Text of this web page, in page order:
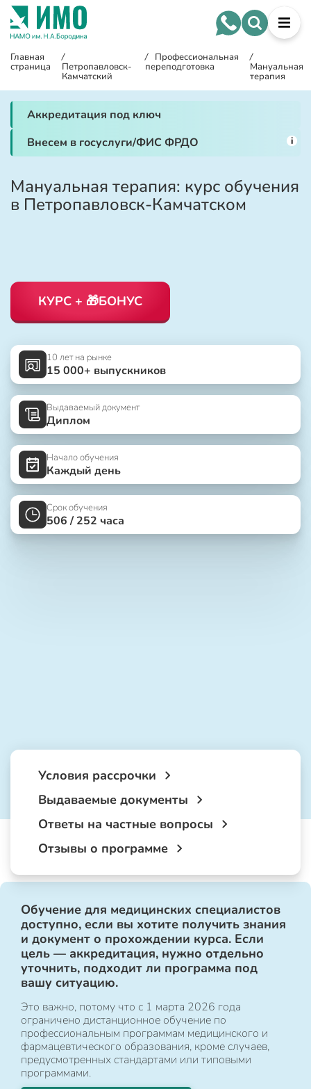
Главная
страница
/
Петропавловск-
Камчатский
/ Профессиональная
переподготовка
/
Мануальная
терапия
Аккредитация под ключ
Внесем в госуслуги/ФИС ФРДО
i
Мануальная терапия: курс обучения
в Петропавловск-Камчатском
КУРС + 🎁БОНУС
10 лет на рынке
15 000+ выпускников
Выдаваемый документ
Диплом
Начало обучения
Каждый день
Срок обучения
506 / 252 часа
Условия рассрочки
Выдаваемые документы
Ответы на частные вопросы
Отзывы о программе
Обучение для медицинских специалистов
доступно, если вы хотите получить знания
и документ о прохождении курса. Если
цель — аккредитация, нужно отдельно
уточнить, подходит ли программа под
вашу ситуацию.
Это важно, потому что с 1 марта 2026 года
ограничено дистанционное обучение по
профессиональным программам медицинского и
фармацевтического образования, кроме случаев,
предусмотренных стандартами или типовыми
программами.